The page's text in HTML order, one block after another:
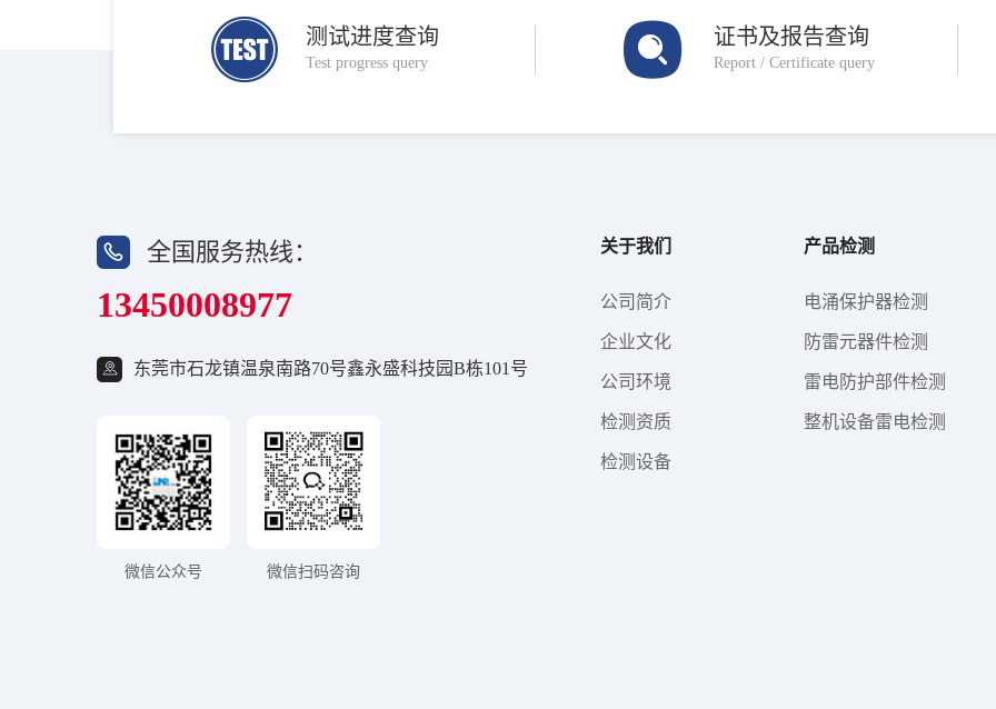
测试进度查询
Test progress query
证书及报告查询
Report / Certificate query
全国服务热线：
13450008977
东莞市石龙镇温泉南路70号鑫永盛科技园B栋101号
微信公众号 微信扫码咨询
关于我们
公司简介
企业文化
公司环境
检测资质
检测设备
产品检测
电涌保护器检测
防雷元器件检测
雷电防护部件检测
整机设备雷电检测